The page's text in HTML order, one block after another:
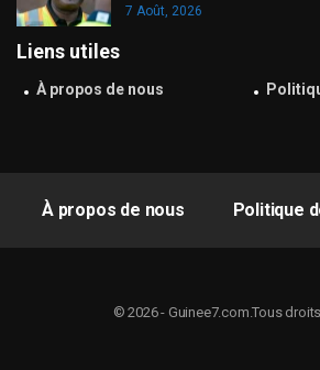
7 Août, 2026
Liens utiles
À propos de nous
À propos de nous Politique
© 2026 - Guinee7.com.Tous